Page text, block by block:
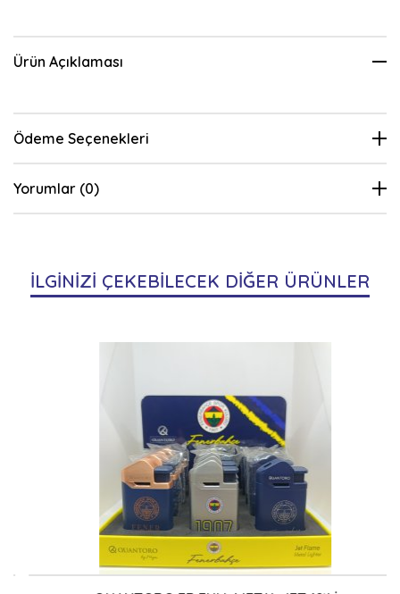
Ürün Açıklaması
Ödeme Seçenekleri
Yorumlar (0)
İLGİNİZİ ÇEKEBİLECEK DİĞER ÜRÜNLER